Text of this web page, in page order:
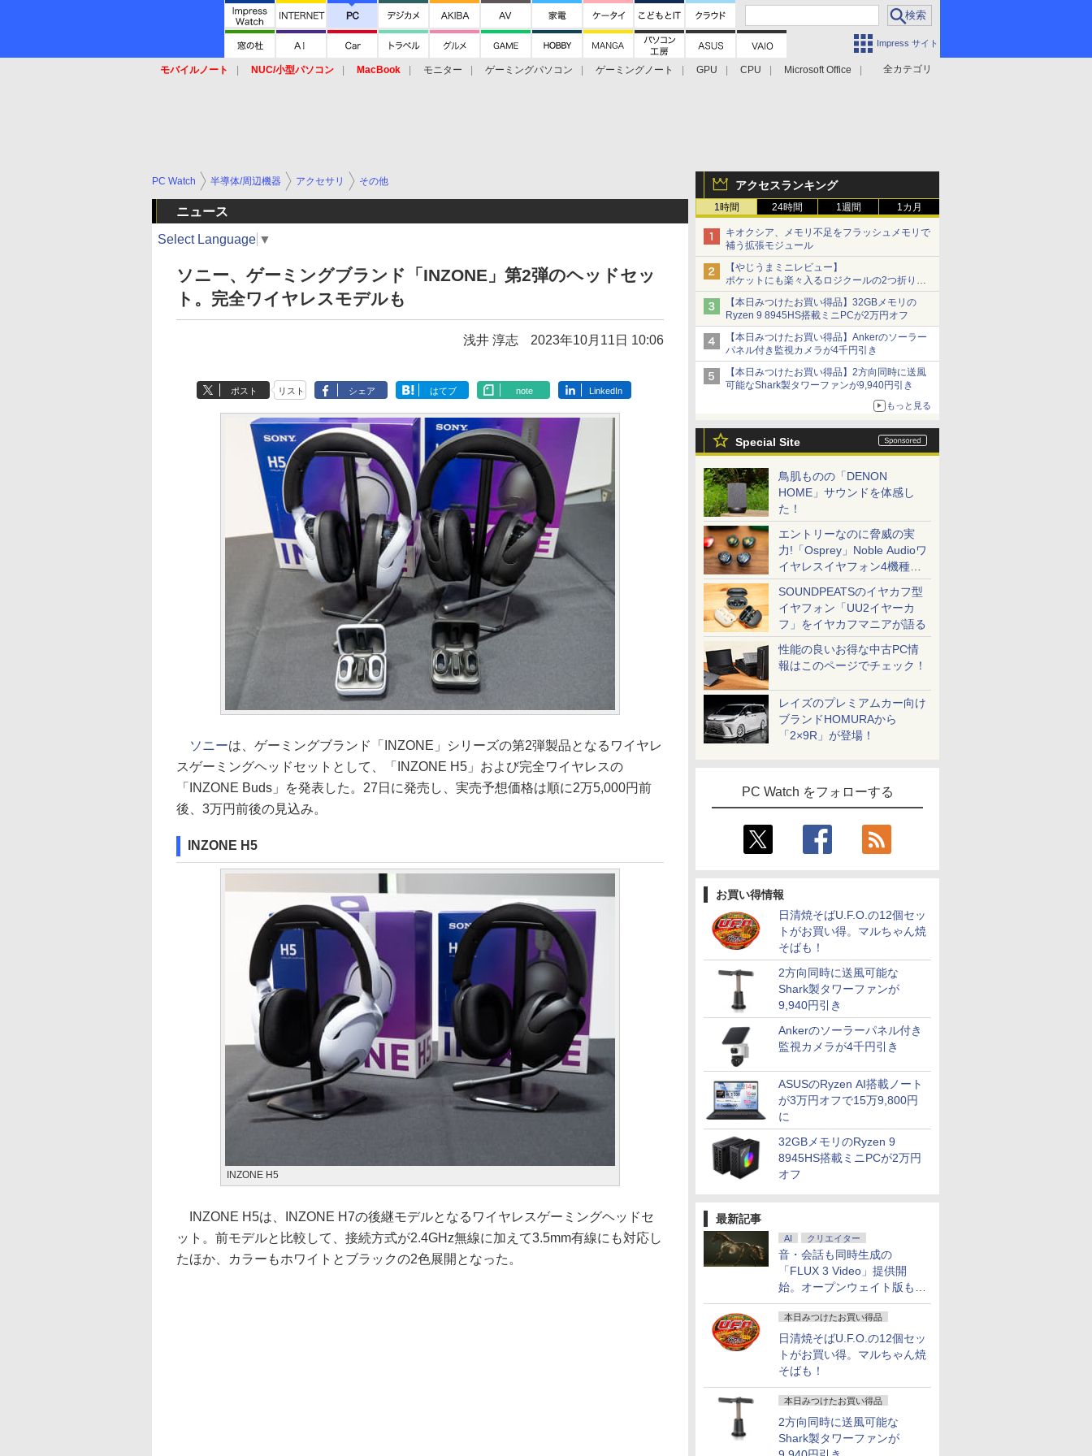
Impress サイト
全カテゴリ
モバイルノート NUC/小型パソコン MacBook モニター ゲーミングパソコン ゲーミングノート GPU CPU
Microsoft Office
アクセスランキング
1時間 24時間 1週間 1カ月
キオクシア、メモリ不足をフラッシュメモリで
補う拡張モジュール
【やじうまミニレビュー】
ポケットにも楽々入るロジクールの2つ折りマ
ウス「Mobi Fold」。その気になるギミックと
は？
【本日みつけたお買い得品】32GBメモリの
Ryzen 9 8945HS搭載ミニPCが2万円オフ
【本日みつけたお買い得品】Ankerのソーラー
パネル付き監視カメラが4千円引き
【本日みつけたお買い得品】2方向同時に送風
可能なShark製タワーファンが9,940円引き
もっと見る
Special Site
鳥肌ものの「DENON
HOME」サウンドを体感し
た！
エントリーなのに脅威の実
力!「Osprey」Noble Audioワ
イヤレスイヤフォン4機種を
一気に聴く
SOUNDPEATSのイヤカフ型
イヤフォン「UU2イヤーカ
フ」をイヤカフマニアが語る
性能の良いお得な中古PC情
報はこのページでチェック！
レイズのプレミアムカー向け
ブランドHOMURAから
「2×9R」が登場！
PC Watch をフォローする
お買い得情報
日清焼そばU.F.O.の12個セッ
トがお買い得。マルちゃん焼
そばも！
2方向同時に送風可能な
Shark製タワーファンが
9,940円引き
Ankerのソーラーパネル付き
監視カメラが4千円引き
ASUSのRyzen AI搭載ノート
が3万円オフで15万9,800円
に
32GBメモリのRyzen 9
8945HS搭載ミニPCが2万円
オフ
最新記事
AI クリエイター
音・会話も同時生成の
「FLUX 3 Video」提供開
始。オープンウェイト版も計
画
本日みつけたお買い得品
日清焼そばU.F.O.の12個セッ
トがお買い得。マルちゃん焼
そばも！
本日みつけたお買い得品
2方向同時に送風可能な
Shark製タワーファンが
PC Watch 半導体/周辺機器 アクセサリ その他
ニュース
Select Language ▼
ソニー、ゲーミングブランド「INZONE」第2弾のヘッドセッ
ト。完全ワイヤレスモデルも
浅井 淳志 2023年10月11日 10:06
ポスト リスト シェア はてブ note LinkedIn
ソニーは、ゲーミングブランド「INZONE」シリーズの第2弾製品となるワイヤレ
スゲーミングヘッドセットとして、「INZONE H5」および完全ワイヤレスの
「INZONE Buds」を発表した。27日に発売し、実売予想価格は順に2万5,000円前
後、3万円前後の見込み。
INZONE H5
INZONE H5
INZONE H5は、INZONE H7の後継モデルとなるワイヤレスゲーミングヘッドセ
ット。前モデルと比較して、接続方式が2.4GHz無線に加えて3.5mm有線にも対応し
たほか、カラーもホワイトとブラックの2色展開となった。